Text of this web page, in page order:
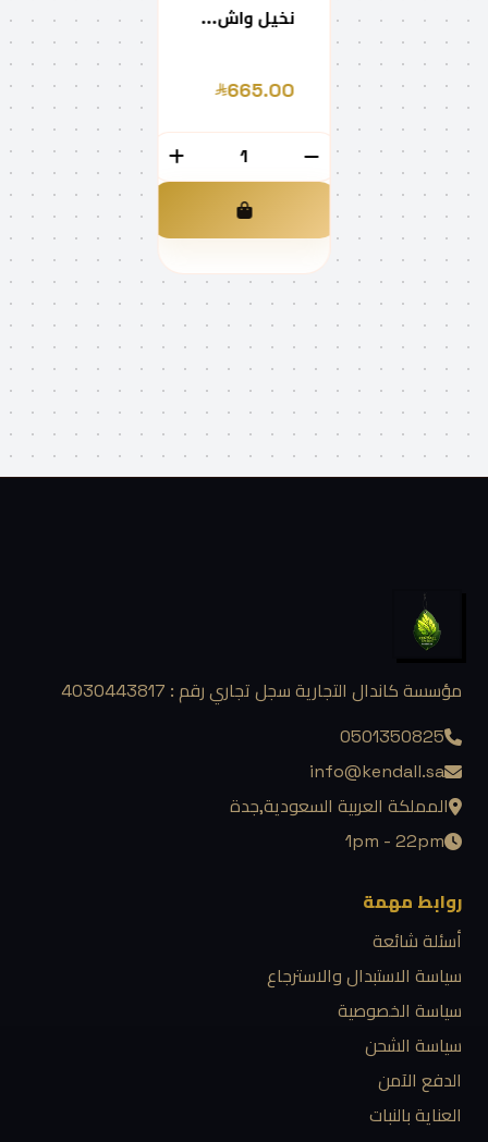
نخيل واش...
665.00
مؤسسة كاندال التجارية سجل تجاري رقم : 4030443817
0501350825
info@kendall.sa
المملكة العربية السعودية,جدة
1pm - 22pm
روابط مهمة
أسئلة شائعة
سياسة الاستبدال والاسترجاع
سياسة الخصوصية
سياسة الشحن
الدفع الآمن
العناية بالنبات